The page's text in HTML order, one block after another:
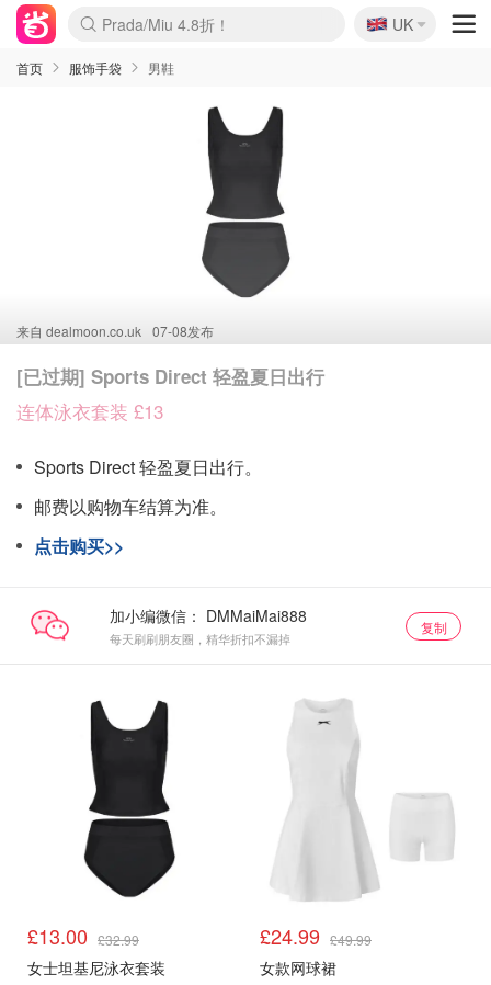
麦卢卡蜂蜜夏促！个位数！
Prada/Miu 4.8折！
啥？必胜客披萨5折！
🇬🇧
UK
首页 服饰手袋 男鞋
来自 dealmoon.co.uk 07-08发布
[已过期] Sports Direct 轻盈夏日出行
连体泳衣套装 £13
Sports Direct 轻盈夏日出行。
邮费以购物车结算为准。
点击购买>>
加小编微信：
每天刷刷朋友圈，精华折扣不漏掉
复制
£13.00 £32.99
女士坦基尼泳衣套装
£24.99 £49.99
女款网球裙